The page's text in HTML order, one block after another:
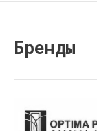
Бренды